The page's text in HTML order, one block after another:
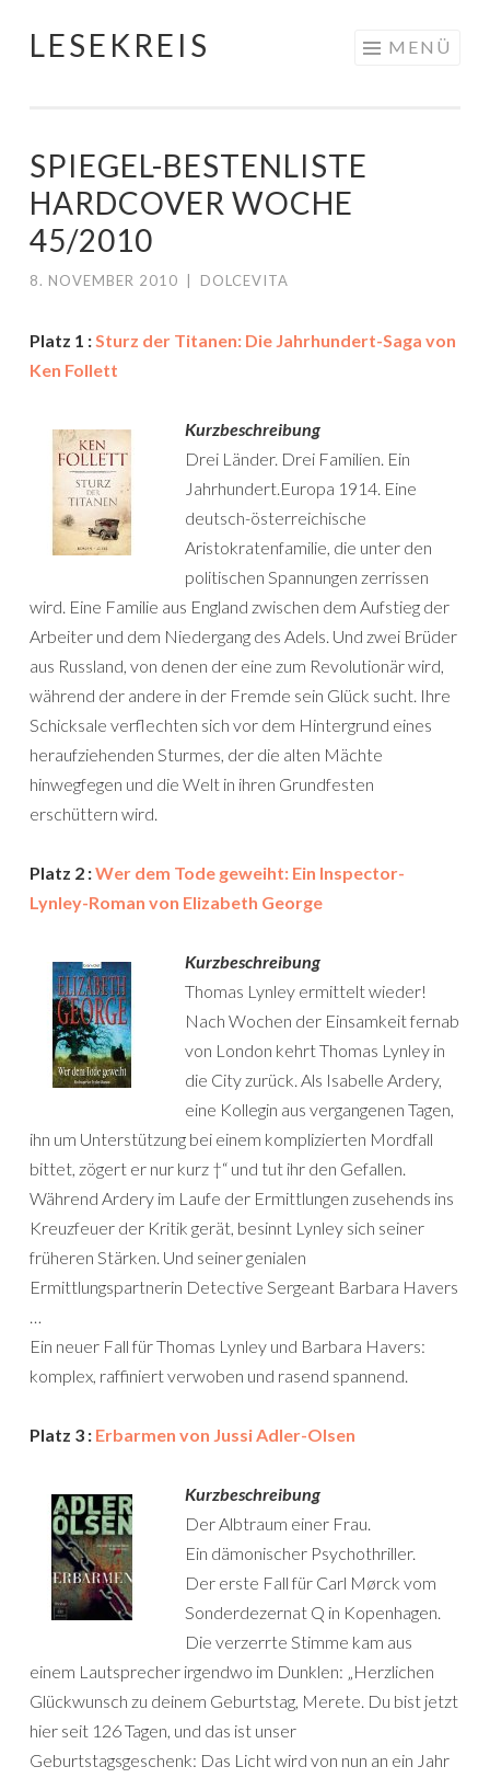
Springe
LESEKREIS MENÜ
SPIEGEL-BESTENLISTE
HARDCOVER WOCHE
45/2010
8. NOVEMBER 2010 DOLCEVITA
Platz 1 :Sturz der Titanen: Die Jahrhundert-Saga von
Ken Follett
Kurzbeschreibung
Drei Länder. Drei Familien. Ein
Jahrhundert.Europa 1914. Eine
deutsch-österreichische
Aristokratenfamilie, die unter den
politischen Spannungen zerrissen
wird. Eine Familie aus England zwischen dem Aufstieg der
Arbeiter und dem Niedergang des Adels. Und zwei Brüder
aus Russland, von denen der eine zum Revolutionär wird,
während der andere in der Fremde sein Glück sucht. Ihre
Schicksale verflechten sich vor dem Hintergrund eines
heraufziehenden Sturmes, der die alten Mächte
hinwegfegen und die Welt in ihren Grundfesten
erschüttern wird.
Platz 2 :Wer dem Tode geweiht: Ein Inspector-
Lynley-Roman von Elizabeth George
Kurzbeschreibung
Thomas Lynley ermittelt wieder!
Nach Wochen der Einsamkeit fernab
von London kehrt Thomas Lynley in
die City zurück. Als Isabelle Ardery,
eine Kollegin aus vergangenen Tagen,
ihn um Unterstützung bei einem komplizierten Mordfall
bittet, zögert er nur kurz †“ und tut ihr den Gefallen.
Während Ardery im Laufe der Ermittlungen zusehends ins
Kreuzfeuer der Kritik gerät, besinnt Lynley sich seiner
früheren Stärken. Und seiner genialen
Ermittlungspartnerin Detective Sergeant Barbara Havers
…
Ein neuer Fall für Thomas Lynley und Barbara Havers:
komplex, raffiniert verwoben und rasend spannend.
Platz 3 : Erbarmen von Jussi Adler-Olsen
Kurzbeschreibung
Der Albtraum einer Frau.
Ein dämonischer Psychothriller.
Der erste Fall für Carl Mørck vom
Sonderdezernat Q in Kopenhagen.
Die verzerrte Stimme kam aus
einem Lautsprecher irgendwo im Dunklen: „Herzlichen
Glückwunsch zu deinem Geburtstag, Merete. Du bist jetzt
hier seit 126 Tagen, und das ist unser
Geburtstagsgeschenk: Das Licht wird von nun an ein Jahr